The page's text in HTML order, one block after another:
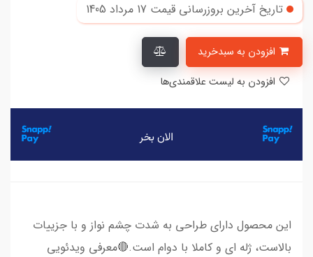
تاریخ آخرین بروزرسانی قیمت 17 مرداد 1405
این محصول دارای طراحی به شدت چشم نواز و با جزییات
بالاست، ژله ای و کاملا با دوام است.🔴معرفی ویدئویی